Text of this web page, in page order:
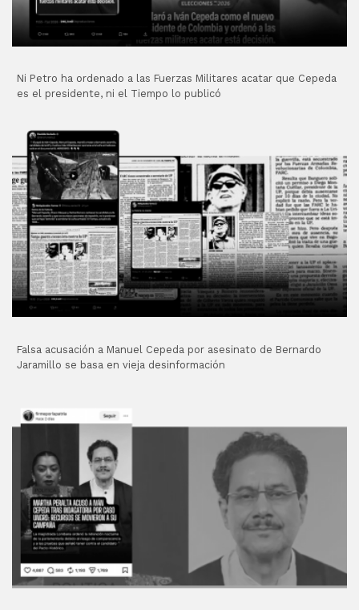
Ni Petro ha ordenado a las Fuerzas Militares acatar que Cepeda
es el presidente, ni el Tiempo lo publicó
Falsa acusación a Manuel Cepeda por asesinato de Bernardo
Jaramillo se basa en vieja desinformación